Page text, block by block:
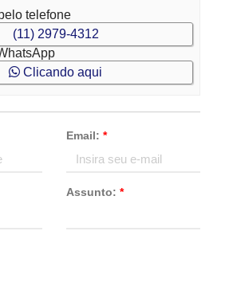
telefone
(11) 2979-4312
Clicando aqui
Email: *
Assunto: *